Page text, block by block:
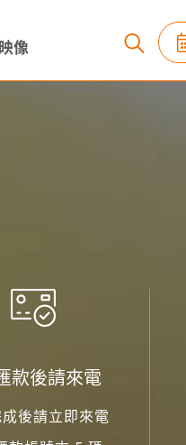
像
款後請來電
後請立即來電